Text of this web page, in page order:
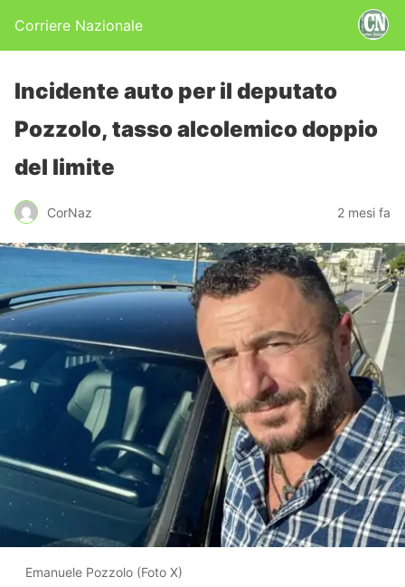
Corriere Nazionale
Incidente auto per il deputato
Pozzolo, tasso alcolemico doppio
del limite
CorNaz 2 mesi fa
Emanuele Pozzolo (Foto X)